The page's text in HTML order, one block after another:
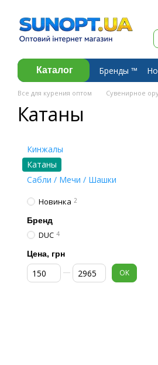
Каталог Бренды ™️
Договор
Все для курения оптом Сувенирное
Катаны
Кинжалы
Катаны
Сабли / Мечи / Шашки
Новинка 2
Бренд
DUC 4
Цена, грн
От Цена, грн
До Цена, грн OK